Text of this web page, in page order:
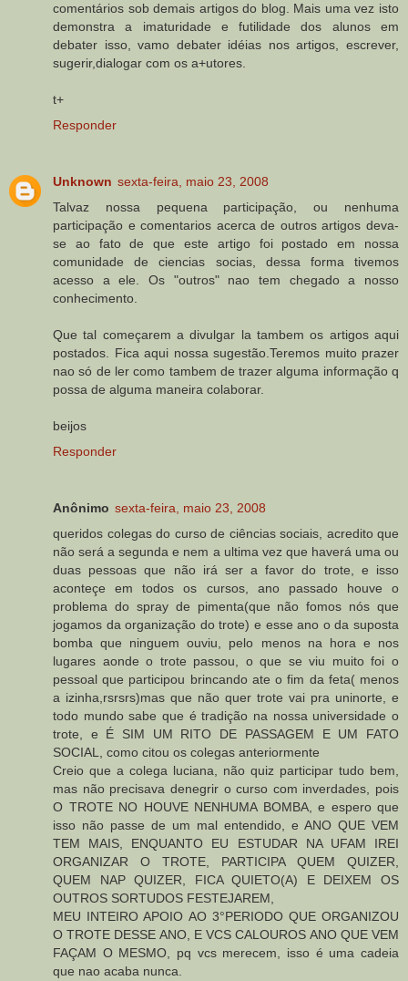
comentários sob demais artigos do blog. Mais uma vez isto
demonstra a imaturidade e futilidade dos alunos em
debater isso, vamo debater idéias nos artigos, escrever,
sugerir,dialogar com os a+utores.
t+
Responder
Unknown sexta-feira, maio 23, 2008
Talvaz nossa pequena participação, ou nenhuma
participação e comentarios acerca de outros artigos deva-
se ao fato de que este artigo foi postado em nossa
comunidade de ciencias socias, dessa forma tivemos
acesso a ele. Os "outros" nao tem chegado a nosso
conhecimento.
Que tal começarem a divulgar la tambem os artigos aqui
postados. Fica aqui nossa sugestão.Teremos muito prazer
nao só de ler como tambem de trazer alguma informação q
possa de alguma maneira colaborar.
beijos
Responder
Anônimo sexta-feira, maio 23, 2008
queridos colegas do curso de ciências sociais, acredito que
não será a segunda e nem a ultima vez que haverá uma ou
duas pessoas que não irá ser a favor do trote, e isso
aconteçe em todos os cursos, ano passado houve o
problema do spray de pimenta(que não fomos nós que
jogamos da organização do trote) e esse ano o da suposta
bomba que ninguem ouviu, pelo menos na hora e nos
lugares aonde o trote passou, o que se viu muito foi o
pessoal que participou brincando ate o fim da feta( menos
a izinha,rsrsrs)mas que não quer trote vai pra uninorte, e
todo mundo sabe que é tradição na nossa universidade o
trote, e É SIM UM RITO DE PASSAGEM E UM FATO
SOCIAL, como citou os colegas anteriormente
Creio que a colega luciana, não quiz participar tudo bem,
mas não precisava denegrir o curso com inverdades, pois
O TROTE NO HOUVE NENHUMA BOMBA, e espero que
isso não passe de um mal entendido, e ANO QUE VEM
TEM MAIS, ENQUANTO EU ESTUDAR NA UFAM IREI
ORGANIZAR O TROTE, PARTICIPA QUEM QUIZER,
QUEM NAP QUIZER, FICA QUIETO(A) E DEIXEM OS
OUTROS SORTUDOS FESTEJAREM,
MEU INTEIRO APOIO AO 3°PERIODO QUE ORGANIZOU
O TROTE DESSE ANO, E VCS CALOUROS ANO QUE VEM
FAÇAM O MESMO, pq vcs merecem, isso é uma cadeia
que nao acaba nunca.